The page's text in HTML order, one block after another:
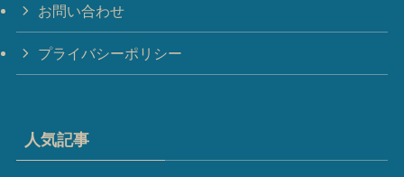
お問い合わせ
プライバシーポリシー
人気記事